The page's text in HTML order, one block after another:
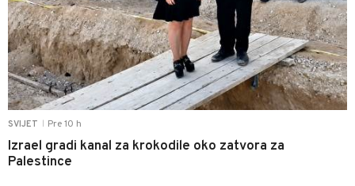
SVIJET Pre 10 h
Izrael gradi kanal za krokodile oko zatvora za
Palestince